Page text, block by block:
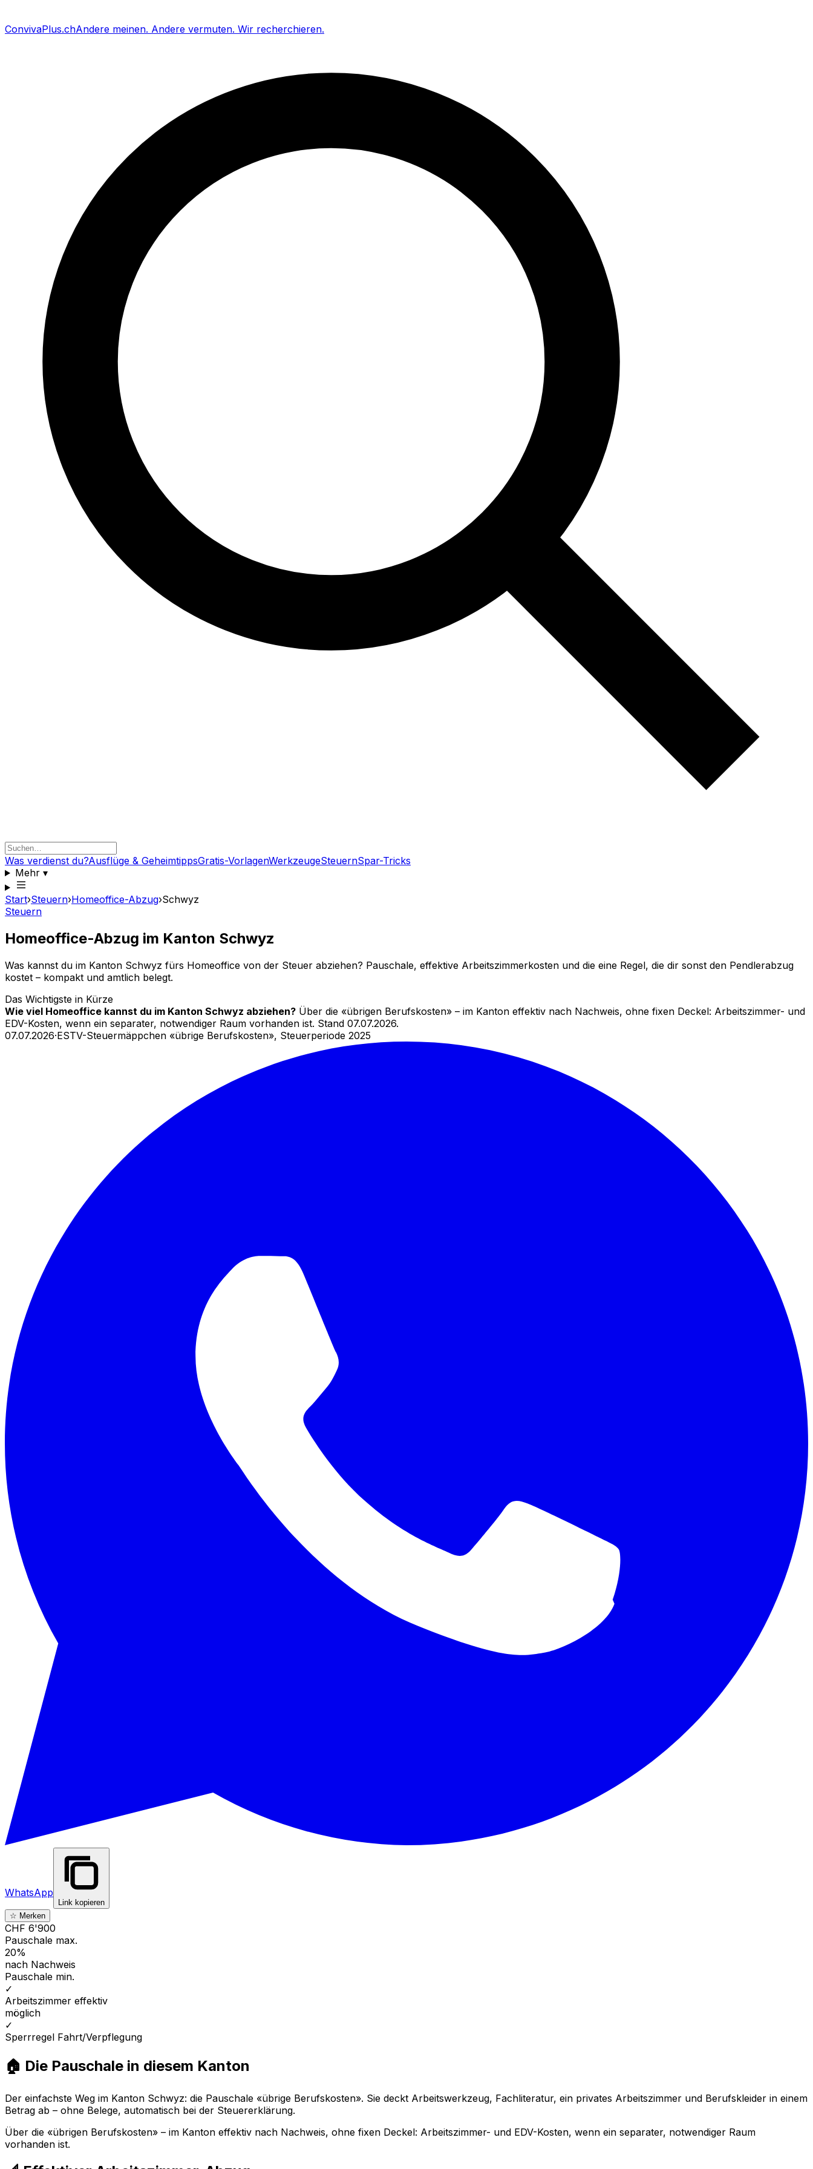
ConvivaPlus.chAndere meinen. Andere vermuten. Wir recherchieren.
Was verdienst du?Ausflüge & GeheimtippsGratis-VorlagenWerkzeugeSteuernSpar-Tricks
Mehr▾
Start›Steuern›Homeoffice-Abzug›Schwyz
Steuern
Homeoffice-Abzug im Kanton Schwyz
Was kannst du im Kanton Schwyz fürs Homeoffice von der Steuer abziehen? Pauschale, effektive Arbeitszimmerkosten und die eine Regel, die dir sonst den Pendlerabzug
kostet – kompakt und amtlich belegt.
Das Wichtigste in Kürze
Wie viel Homeoffice kannst du im Kanton Schwyz abziehen? Über die «übrigen Berufskosten» – im Kanton effektiv nach Nachweis, ohne fixen Deckel: Arbeitszimmer- und
EDV-Kosten, wenn ein separater, notwendiger Raum vorhanden ist. Stand 07.07.2026.
07.07.2026·ESTV-Steuermäppchen «übrige Berufskosten», Steuerperiode 2025
WhatsApp
Link kopieren
☆ Merken
CHF 6'900
Pauschale max.
20%
nach Nachweis
Pauschale min.
✓
Arbeitszimmer effektiv
möglich
✓
Sperrregel Fahrt/Verpflegung
🏠 Die Pauschale in diesem Kanton
Der einfachste Weg im Kanton Schwyz: die Pauschale «übrige Berufskosten». Sie deckt Arbeitswerkzeug, Fachliteratur, ein privates Arbeitszimmer und Berufskleider in einem
Betrag ab – ohne Belege, automatisch bei der Steuererklärung.
Über die «übrigen Berufskosten» – im Kanton effektiv nach Nachweis, ohne fixen Deckel: Arbeitszimmer- und EDV-Kosten, wenn ein separater, notwendiger Raum
vorhanden ist.